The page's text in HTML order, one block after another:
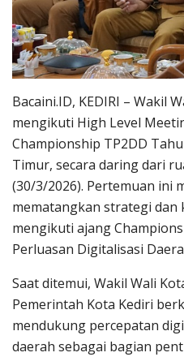
Bacaini.ID, KEDIRI – Wakil
mengikuti High Level
Championship TP2DD
Timur, secara daring dari
(30/3/2026). Pertemuan ini
mematangkan strategi dan
mengikuti ajang
Perluasan Digitalisasi
Saat ditemui, Wakil Wali
Pemerintah Kota Kediri
mendukung percepatan
daerah sebagai bagian